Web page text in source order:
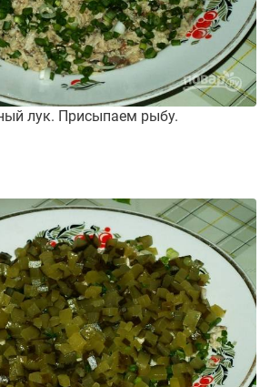
лук. Присыпаем рыбу.